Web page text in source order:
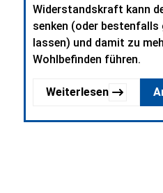
Widerstandskraft kann
senken (oder
lassen) und damit zu
Wohlbefinden führen.
Weiterlesen